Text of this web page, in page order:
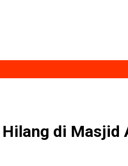
di Masjid